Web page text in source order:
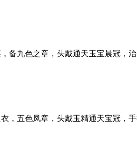
备九色之章，头戴通天玉宝晨冠，
，五色凤章，头戴玉精通天宝冠，